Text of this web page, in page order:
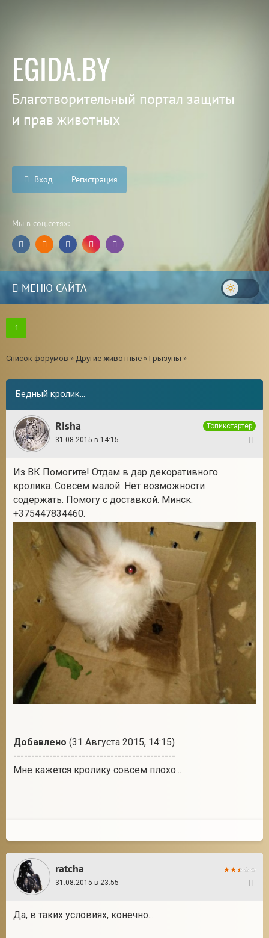
EGIDA.BY
Благотворительный портал защиты
и прав животных
Вход Регистрация
Мы в соц.сетях:
МЕНЮ САЙТА
1
Список форумов » Другие животные » Грызуны »
Бедный кролик...
Risha
Топикстартер
31.08.2015 в 14:15
Из ВК Помогите! Отдам в дар декоративного
кролика. Совсем малой. Нет возможности
содержать. Помогу с доставкой. Минск.
+375447834460.
Добавлено (31 Августа 2015, 14:15)
---------------------------------------------
Мне кажется кролику совсем плохо...
ratcha
31.08.2015 в 23:55
Да, в таких условиях, конечно...